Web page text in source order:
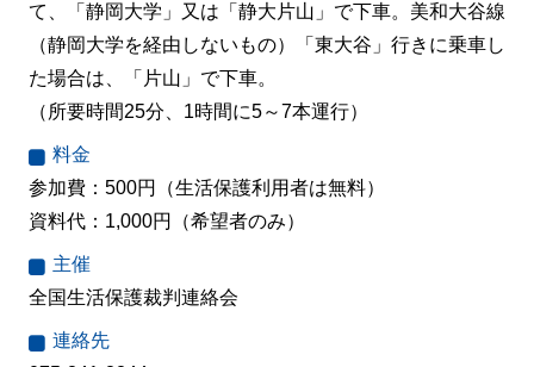
て、「静岡大学」又は「静大片山」で下車。美和大谷線
（静岡大学を経由しないもの）「東大谷」行きに乗車し
た場合は、「片山」で下車。
（所要時間25分、1時間に5～7本運行）
料金
参加費：500円（生活保護利用者は無料）
資料代：1,000円（希望者のみ）
主催
全国生活保護裁判連絡会
連絡先